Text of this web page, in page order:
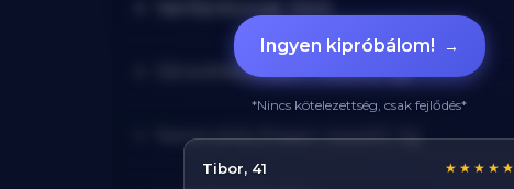
Vanília kivonat: 10ml
Citromhéj (frissen reszelt): 5g
Narancshéj (frissen reszelt): 5g
Ingyen kipróbálom! →
*Nincs kötelezettség, csak fejlődés*
Réka, 29 ★★★★★